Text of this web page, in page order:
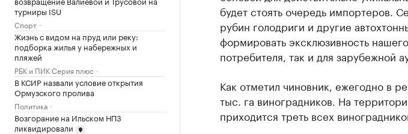
турниры ISU
Спорт
Жизнь с видом на пруд или реку:
подборка жилья у набережных и
пляжей
РБК и ПИК Серия плюс
В КСИР назвали условие открытия
Ормузского пролива
Политика
Возгорание на Ильском НПЗ
ликвидировали
будет стоять очередь импортеров.
рубин голодриги и другие
формировать эксклюзивность
потребителя, так и для зарубежной
Как отметил чиновник, ежегодно в
тыс. га виноградников. На
приходится треть всех